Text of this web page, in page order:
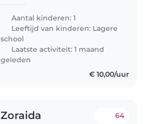
7 years old
Aantal kinderen: 1
Leeftijd van kinderen: Lagere
school
Laatste activiteit: 1 maand
geleden
€ 10,00/uur
Zoraida 64